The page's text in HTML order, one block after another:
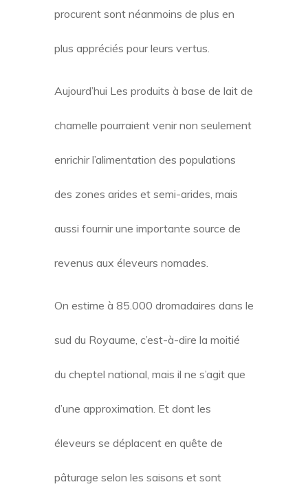
procurent sont néanmoins de plus en
plus appréciés pour leurs vertus.
Aujourd’hui Les produits à base de lait de
chamelle pourraient venir non seulement
enrichir l’alimentation des populations
des zones arides et semi-arides, mais
aussi fournir une importante source de
revenus aux éleveurs nomades.
On estime à 85.000 dromadaires dans le
sud du Royaume, c’est-à-dire la moitié
du cheptel national, mais il ne s’agit que
d’une approximation. Et dont les
éleveurs se déplacent en quête de
pâturage selon les saisons et sont